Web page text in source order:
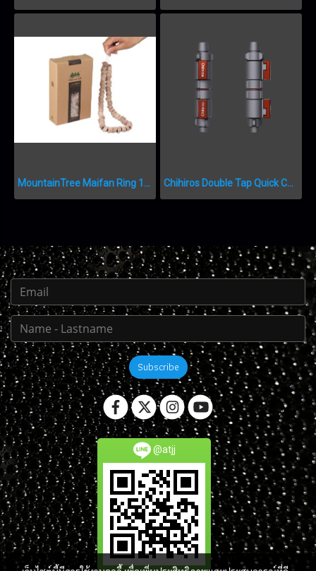
MountainTree Maifan Ring 1L MTF223 Chihiros Double Tap Quick Connector
Subscribe
@atjj